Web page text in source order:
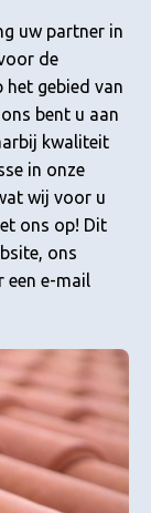
uw partner in
de
gebied van
bent u aan
kwaliteit
in onze
wij voor u
ons op! Dit
ons
een e-mail